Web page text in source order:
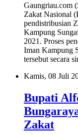
Gaungriau.com
Zakat Nasional
pendistribusian
Kampung
2021. Proses
Iman Kampung
tersebut secara
Kamis, 08 Juli
Bupati
Zakat